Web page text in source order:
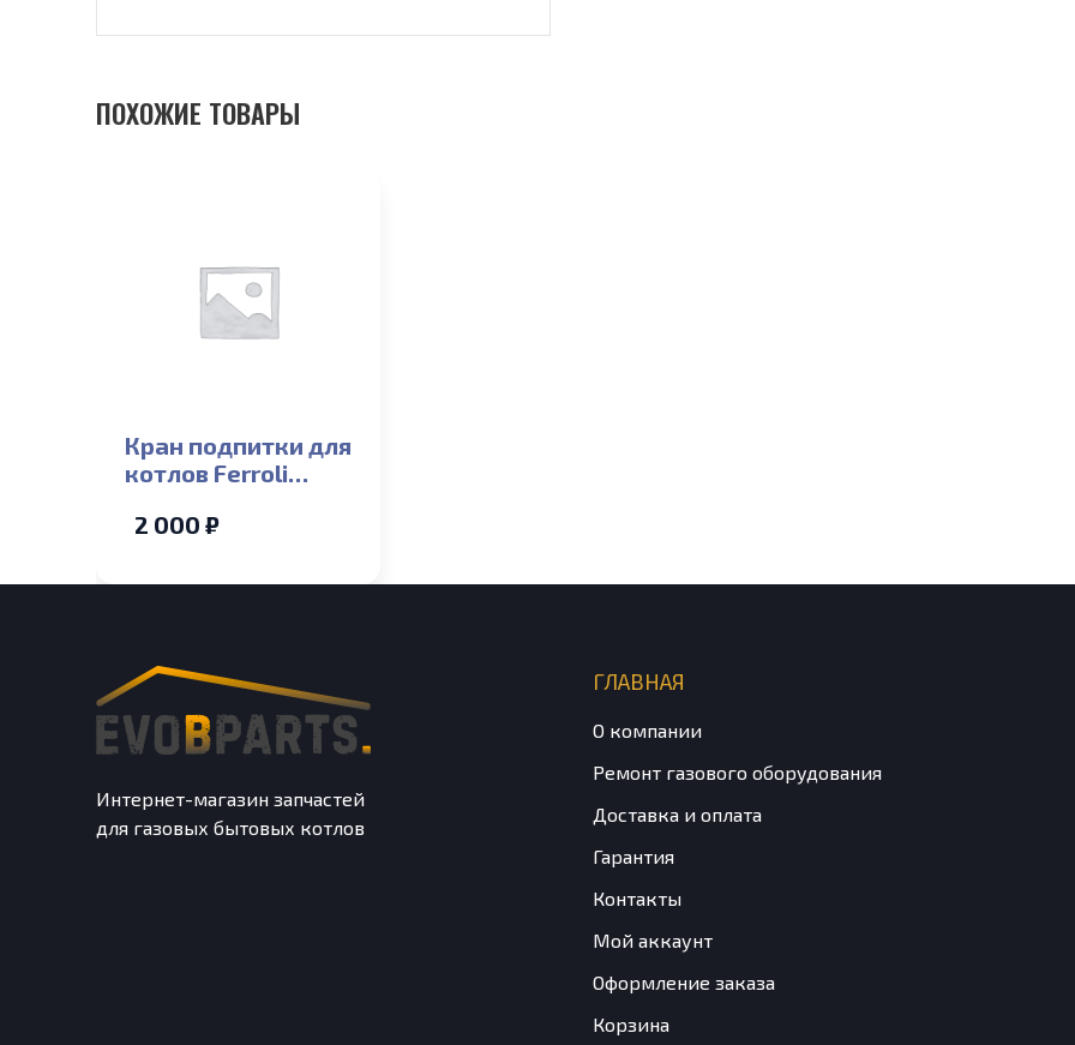
ПОХОЖИЕ ТОВАРЫ
Кран подпитки для
котлов Ferroli
2 000 ₽
Интернет-магазин запчастей
для газовых бытовых котлов
ГЛАВНАЯ
О компании
Ремонт газового оборудования
Доставка и оплата
Гарантия
Контакты
Мой аккаунт
Оформление заказа
Корзина